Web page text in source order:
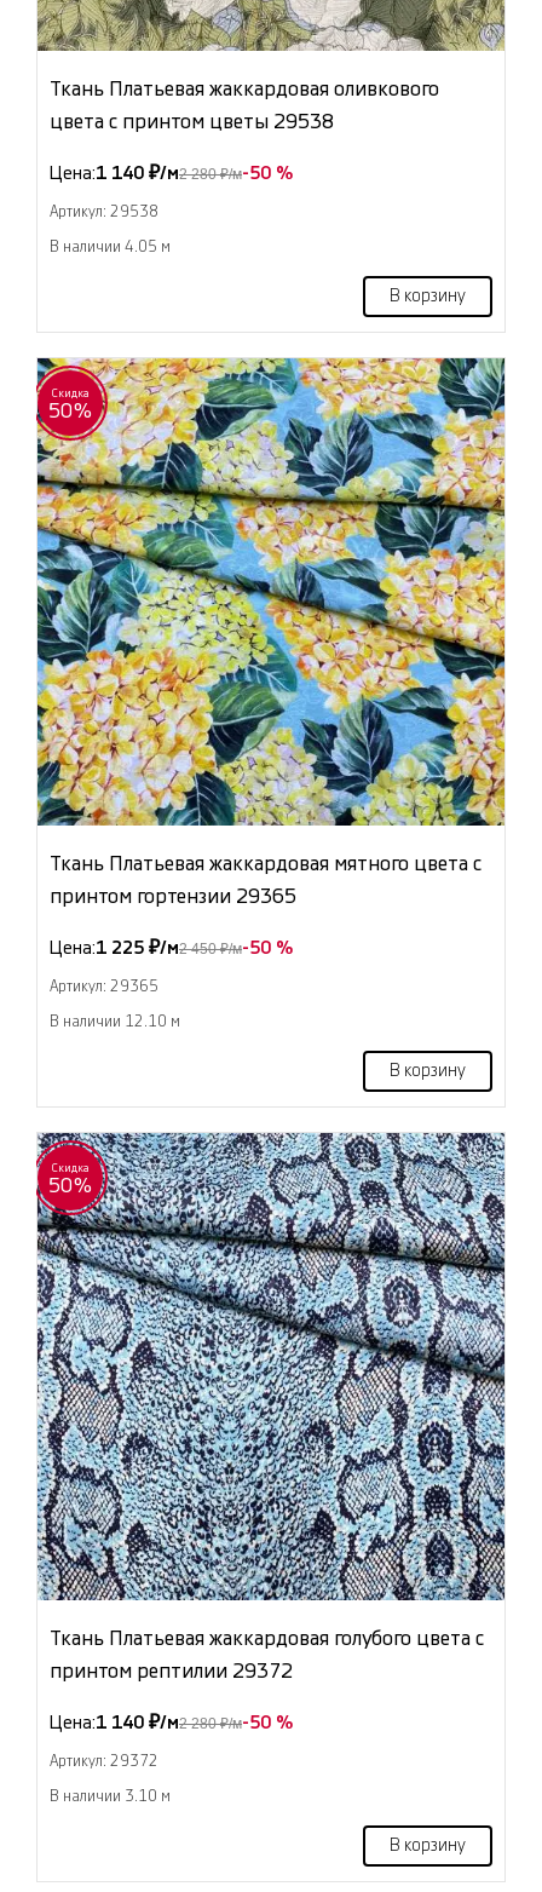
Ткань Платьевая жаккардовая оливкового
цвета с принтом цветы 29538
Цена:1 140 ₽/м2 280 ₽/м-50 %
Артикул: 29538
В наличии 4.05 м
В корзину
Скидка
50%
Ткань Платьевая жаккардовая мятного цвета с
принтом гортензии 29365
Цена:1 225 ₽/м2 450 ₽/м-50 %
Артикул: 29365
В наличии 12.10 м
В корзину
Скидка
50%
Ткань Платьевая жаккардовая голубого цвета с
принтом рептилии 29372
Цена:1 140 ₽/м2 280 ₽/м-50 %
Артикул: 29372
В наличии 3.10 м
В корзину